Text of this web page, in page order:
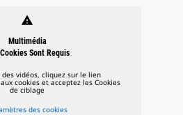
warning
Multimédia
Sont Requis
des vidéos, cliquez sur le lien
cookies et acceptez les Cookies
de ciblage
des cookies